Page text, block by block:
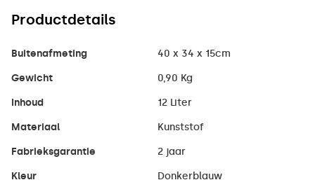
Productdetails
Buitenafmeting 40 x 34 x 15cm
Gewicht 0,90 Kg
Inhoud 12 Liter
Materiaal Kunststof
Fabrieksgarantie 2 jaar
Kleur Donkerblauw